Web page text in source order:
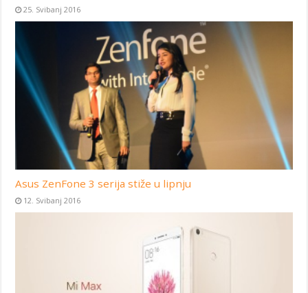
25. Svibanj 2016
Asus ZenFone 3 serija stiže u lipnju
12. Svibanj 2016